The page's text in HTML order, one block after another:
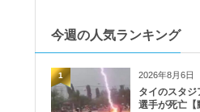
今週の人気ランキング
2026年8月6日
タイのスタ
選手が死亡【
1